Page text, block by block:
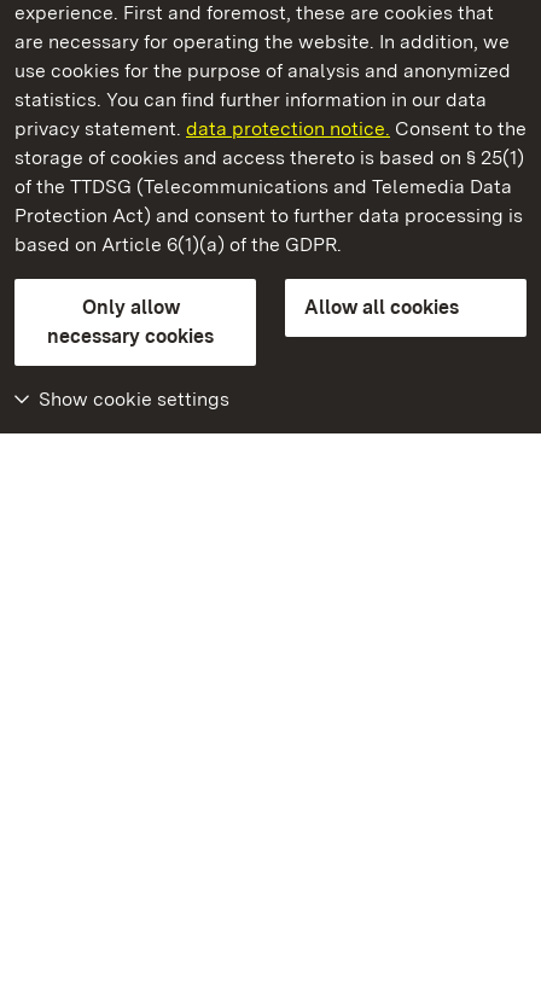
experience. First and foremost, these are cookies that
are necessary for operating the website. In addition, we
use cookies for the purpose of analysis and anonymized
statistics. You can find further information in our data
privacy statement. data protection notice. Consent to the
storage of cookies and access thereto is based on § 25(1)
of the TTDSG (Telecommunications and Telemedia Data
Protection Act) and consent to further data processing is
based on Article 6(1)(a) of the GDPR.
Only allow
necessary cookies
Allow all cookies
Show cookie settings
State Palaces and Gardens of Baden-Wuerttemberg
Alt-Eberstein Castle
State Palaces and Gardens of Baden-Wuerttemberg
FAQMasthead Data protection
Declaration on barrier-free access
BITV-konform (geprüfte Seiten)